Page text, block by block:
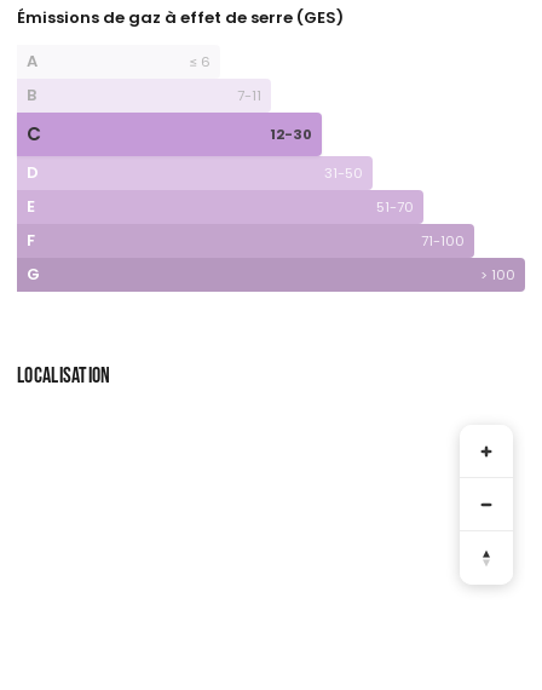
Émissions de gaz à effet de serre (GES)
A
≤ 6
B 7-11
C 12-30
D 31-50
E 51-70
F 71-100
G > 100
LOCALISATION